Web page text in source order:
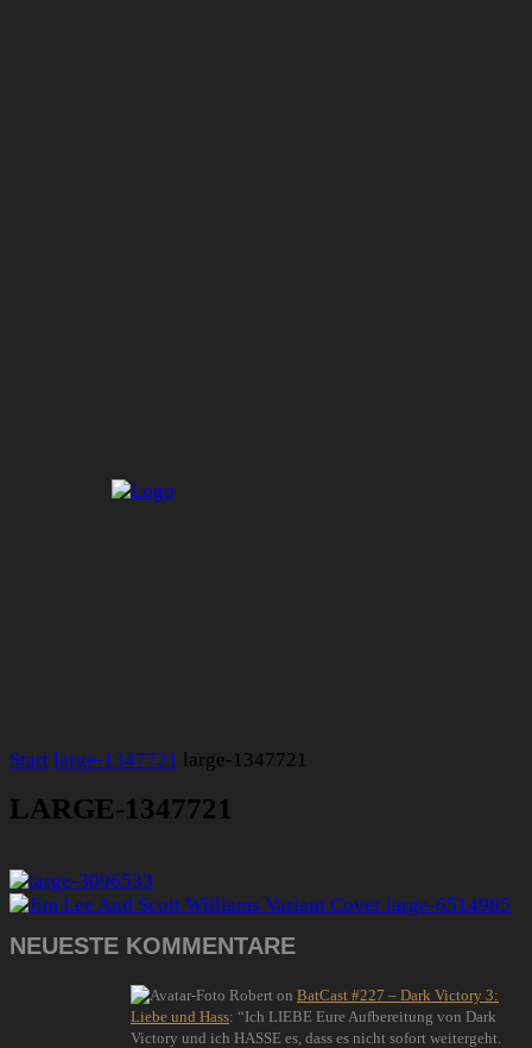
Start large-1347721 large-1347721
LARGE-1347721
NEUESTE KOMMENTARE
Robert on BatCast #227 – Dark Victory 3:
Liebe und Hass: “Ich LIEBE Eure Aufbereitung von Dark
Victory und ich HASSE es, dass es nicht sofort weitergeht.